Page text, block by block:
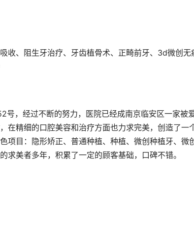
收、阻生牙治疗、牙齿植骨术、正畸前牙、3d微创无
，经过不断的努力，医院已经成南京临安区一家被
在精细的口腔美容和治疗方面也力求完美，创造了一
项目：隐形矫正、普通种植、种植、微创种植牙、微
美者多年，积累了一定的顾客基础，口碑不错。